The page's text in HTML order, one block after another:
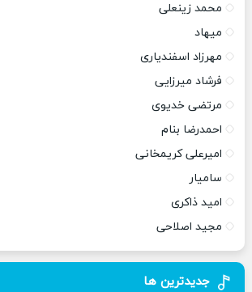
محمد زینعلی
میهاد
مهرزاد اسفندیاری
فرشاد میرزایی
مرتضی خدیوی
احمدرضا بنام
امیرعلی کریمخانی
سامیار
امید ذاکری
مجید اصلاحی
جدیدترین ها